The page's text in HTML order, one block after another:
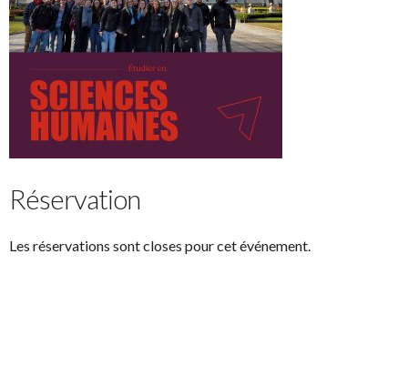
Réservation
Les réservations sont closes pour cet événement.